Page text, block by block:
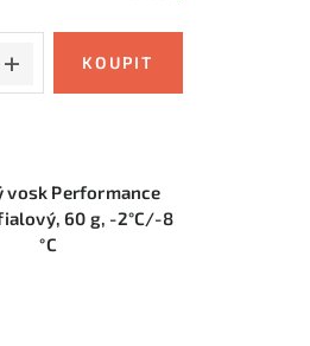
vosk Performance
60 g, -2°C/-8
°C